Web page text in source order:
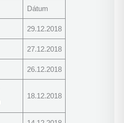
Dátum
29.12.2018
27.12.2018
26.12.2018
18.12.2018